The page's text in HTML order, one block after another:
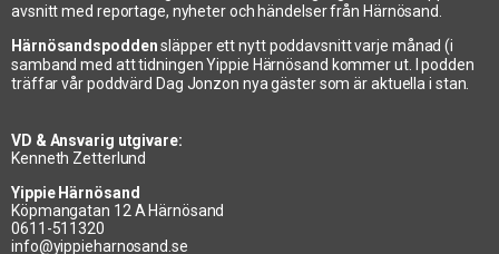
avsnitt med reportage, nyheter och händelser från Härnösand.
Härnösandspoddensläpper ett nytt poddavsnitt varje månad (i
samband med att tidningen Yippie Härnösand kommer ut. I podden
träffar vår poddvärd Dag Jonzon nya gäster som är aktuella i stan.
VD & Ansvarig utgivare:
Kenneth Zetterlund
Yippie Härnösand
Köpmangatan 12 A Härnösand
0611-511320
info@yippieharnosand.se